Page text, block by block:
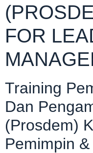
FOR
Training
Dan
(Prosdem)
Pemimpin